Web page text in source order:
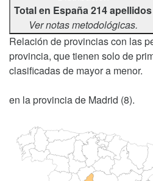
Total en España 214 apellidos
Ver notas metodológicas.
Relación de provincias con las
provincia, que tienen solo de
clasificadas de mayor a menor.
en la provincia de Madrid (8).